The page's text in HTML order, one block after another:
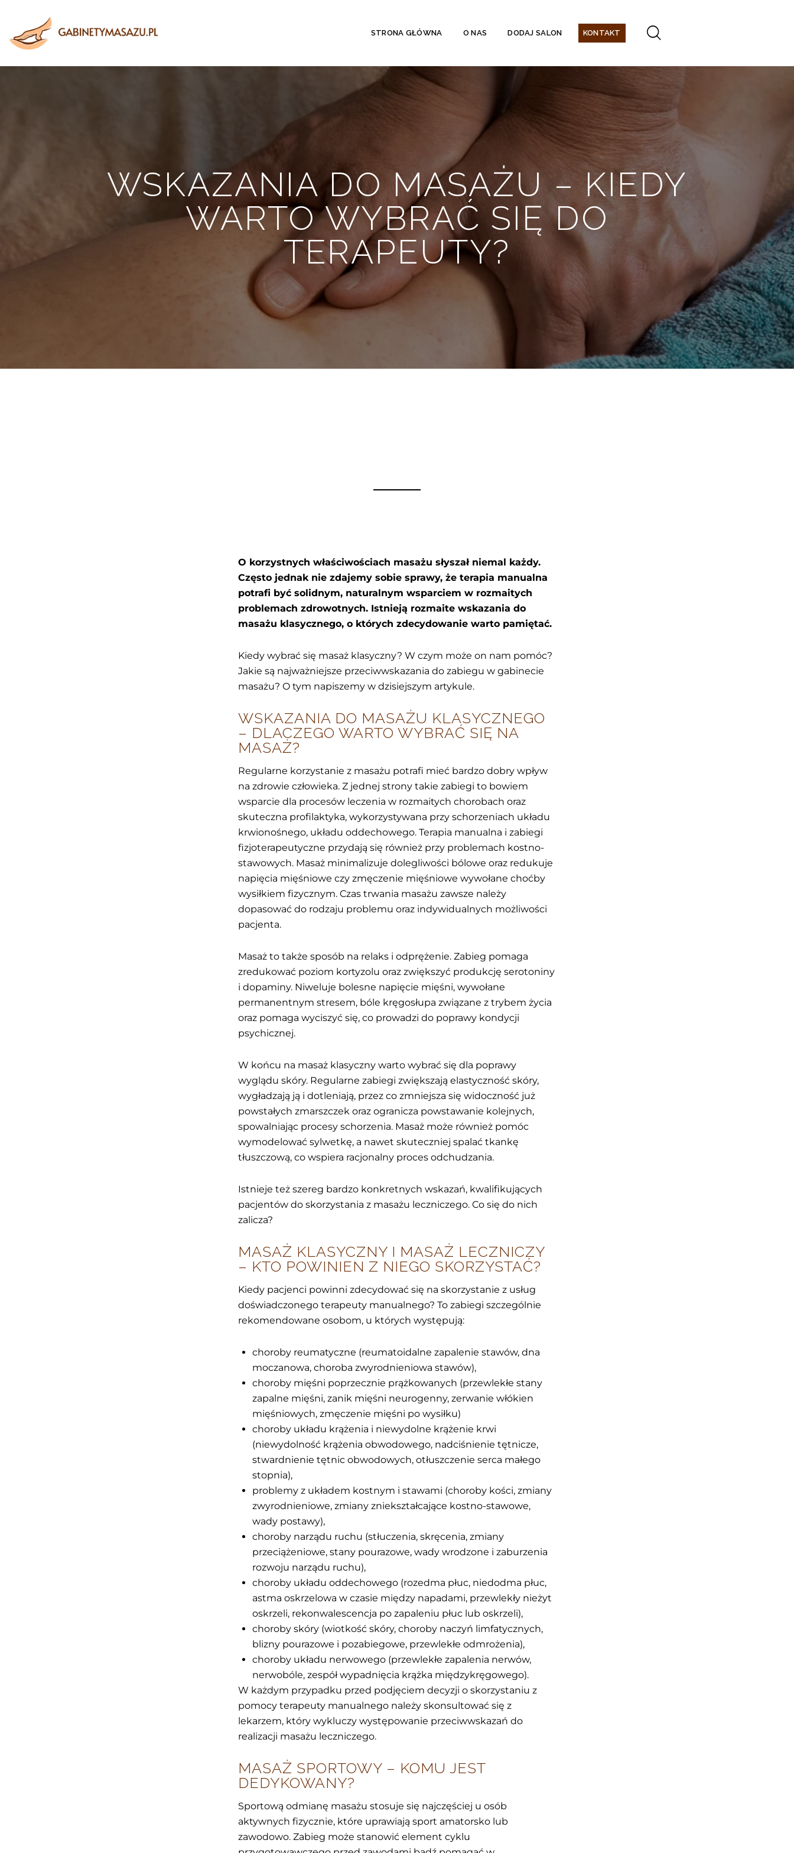
STRONA GŁÓWNA O NAS DODAJ SALON KONTAKT
WSKAZANIA DO MASAŻU – KIEDY
WARTO WYBRAĆ SIĘ DO
TERAPEUTY?
O korzystnych właściwościach masażu słyszał niemal każdy.
Często jednak nie zdajemy sobie sprawy, że terapia manualna
potrafi być solidnym, naturalnym wsparciem w rozmaitych
problemach zdrowotnych. Istnieją rozmaite wskazania do
masażu klasycznego, o których zdecydowanie warto pamiętać.
Kiedy wybrać się masaż klasyczny? W czym może on nam pomóc?
Jakie są najważniejsze przeciwwskazania do zabiegu w gabinecie
masażu? O tym napiszemy w dzisiejszym artykule.
WSKAZANIA DO MASAŻU KLASYCZNEGO
– DLACZEGO WARTO WYBRAĆ SIĘ NA
MASAŻ?
Regularne korzystanie z masażu potrafi mieć bardzo dobry wpływ
na zdrowie człowieka. Z jednej strony takie zabiegi to bowiem
wsparcie dla procesów leczenia w rozmaitych chorobach oraz
skuteczna profilaktyka, wykorzystywana przy schorzeniach układu
krwionośnego, układu oddechowego. Terapia manualna i zabiegi
fizjoterapeutyczne przydają się również przy problemach kostno-
stawowych. Masaż minimalizuje dolegliwości bólowe oraz redukuje
napięcia mięśniowe czy zmęczenie mięśniowe wywołane choćby
wysiłkiem fizycznym. Czas trwania masażu zawsze należy
dopasować do rodzaju problemu oraz indywidualnych możliwości
pacjenta.
Masaż to także sposób na relaks i odprężenie. Zabieg pomaga
zredukować poziom kortyzolu oraz zwiększyć produkcję serotoniny
i dopaminy. Niweluje bolesne napięcie mięśni, wywołane
permanentnym stresem, bóle kręgosłupa związane z trybem życia
oraz pomaga wyciszyć się, co prowadzi do poprawy kondycji
psychicznej.
W końcu na masaż klasyczny warto wybrać się dla poprawy
wyglądu skóry. Regularne zabiegi zwiększają elastyczność skóry,
wygładzają ją i dotleniają, przez co zmniejsza się widoczność już
powstałych zmarszczek oraz ogranicza powstawanie kolejnych,
spowalniając procesy schorzenia. Masaż może również pomóc
wymodelować sylwetkę, a nawet skuteczniej spalać tkankę
tłuszczową, co wspiera racjonalny proces odchudzania.
Istnieje też szereg bardzo konkretnych wskazań, kwalifikujących
pacjentów do skorzystania z masażu leczniczego. Co się do nich
zalicza?
MASAŻ KLASYCZNY I MASAŻ LECZNICZY
– KTO POWINIEN Z NIEGO SKORZYSTAĆ?
Kiedy pacjenci powinni zdecydować się na skorzystanie z usług
doświadczonego terapeuty manualnego? To zabiegi szczególnie
rekomendowane osobom, u których występują:
choroby reumatyczne (reumatoidalne zapalenie stawów, dna
moczanowa, choroba zwyrodnieniowa stawów),
choroby mięśni poprzecznie prążkowanych (przewlekłe stany
zapalne mięśni, zanik mięśni neurogenny, zerwanie włókien
mięśniowych, zmęczenie mięśni po wysiłku)
choroby układu krążenia i niewydolne krążenie krwi
(niewydolność krążenia obwodowego, nadciśnienie tętnicze,
stwardnienie tętnic obwodowych, otłuszczenie serca małego
stopnia),
problemy z układem kostnym i stawami (choroby kości, zmiany
zwyrodnieniowe, zmiany zniekształcające kostno-stawowe,
wady postawy),
choroby narządu ruchu (stłuczenia, skręcenia, zmiany
przeciążeniowe, stany pourazowe, wady wrodzone i zaburzenia
rozwoju narządu ruchu),
choroby układu oddechowego (rozedma płuc, niedodma płuc,
astma oskrzelowa w czasie między napadami, przewlekły nieżyt
oskrzeli, rekonwalescencja po zapaleniu płuc lub oskrzeli),
choroby skóry (wiotkość skóry, choroby naczyń limfatycznych,
blizny pourazowe i pozabiegowe, przewlekłe odmrożenia),
choroby układu nerwowego (przewlekłe zapalenia nerwów,
nerwobóle, zespół wypadnięcia krążka międzykręgowego).
W każdym przypadku przed podjęciem decyzji o skorzystaniu z
pomocy terapeuty manualnego należy skonsultować się z
lekarzem, który wykluczy występowanie przeciwwskazań do
realizacji masażu leczniczego.
MASAŻ SPORTOWY – KOMU JEST
DEDYKOWANY?
Sportową odmianę masażu stosuje się najczęściej u osób
aktywnych fizycznie, które uprawiają sport amatorsko lub
zawodowo. Zabieg może stanowić element cyklu